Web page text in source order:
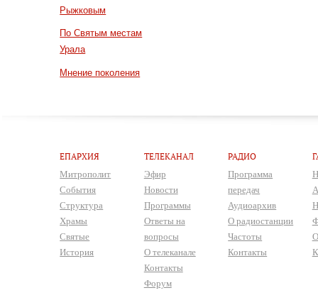
Рыжковым
По Святым местам
Урала
Мнение поколения
ЕПАРХИЯ
Митрополит
События
Структура
Храмы
Святые
История
ТЕЛЕКАНАЛ
Эфир
Новости
Программы
Ответы на
вопросы
О телеканале
Контакты
Форум
РАДИО
Программа
передач
Аудиоархив
О радиостанции
Частоты
Контакты